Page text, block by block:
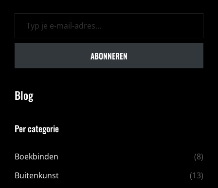
Typ je e-mail-adres...
ABONNEREN
Blog
Per categorie
Boekbinden
(8)
Buitenkunst
(13)